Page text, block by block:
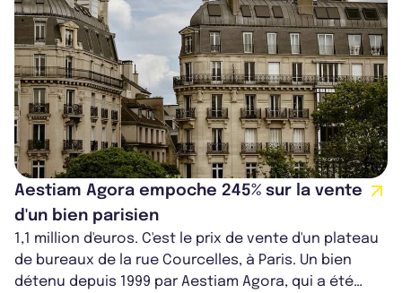
Aestiam Agora empoche 245% sur la vente
d'un bien parisien
1,1 million d'euros. C'est le prix de vente d'un plateau
de bureaux de la rue Courcelles, à Paris. Un bien
détenu depuis 1999 par Aestiam Agora, qui a été